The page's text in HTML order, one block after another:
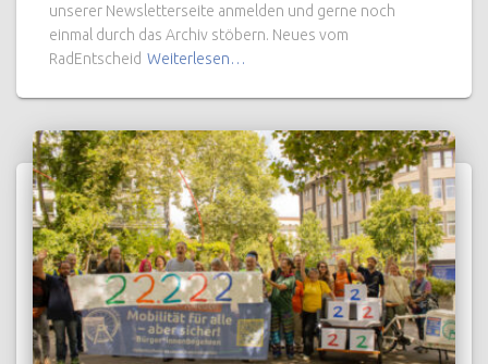
unserer Newsletterseite anmelden und gerne noch
einmal durch das Archiv stöbern. Neues vom
RadEntscheid Weiterlesen…